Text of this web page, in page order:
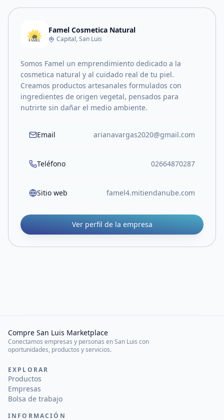
Famel Cosmetica Natural
Capital, San Luis
Somos Famel un emprendimiento dedicado a la
cosmetica natural y al cuidado real de tu piel.
Creamos productos artesanales formulados con
ingredientes de origen vegetal, pensados para
nutrirte sin dañar el medio ambiente.
Email arianavargas2020@gmail.com
Teléfono 02664870287
Sitio web famel4.mitiendanube.com
Ver perfil de la empresa
Compre San Luis Marketplace
Conectamos empresas y personas en San Luis con
oportunidades, productos y servicios.
EXPLORAR
Productos
Empresas
Bolsa de trabajo
INFORMACIÓN